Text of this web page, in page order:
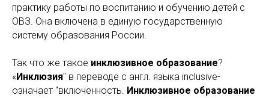
практику работы по воспитанию и обучению детей с
ОВЗ. Она включена в единую государственную
систему образования России.
Так что же такое инклюзивное образование?
«Инклюзия" в переводе с англ. языка inclusive-
означает "включенность. Инклюзивное образование